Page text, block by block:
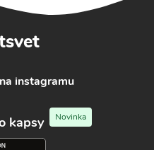
instagramu
kapsy Novinka